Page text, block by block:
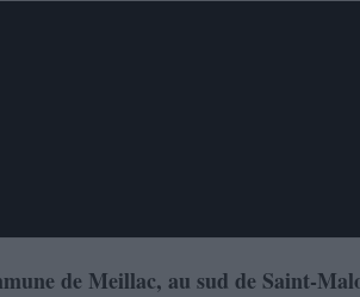
de Meillac, au sud de Saint-